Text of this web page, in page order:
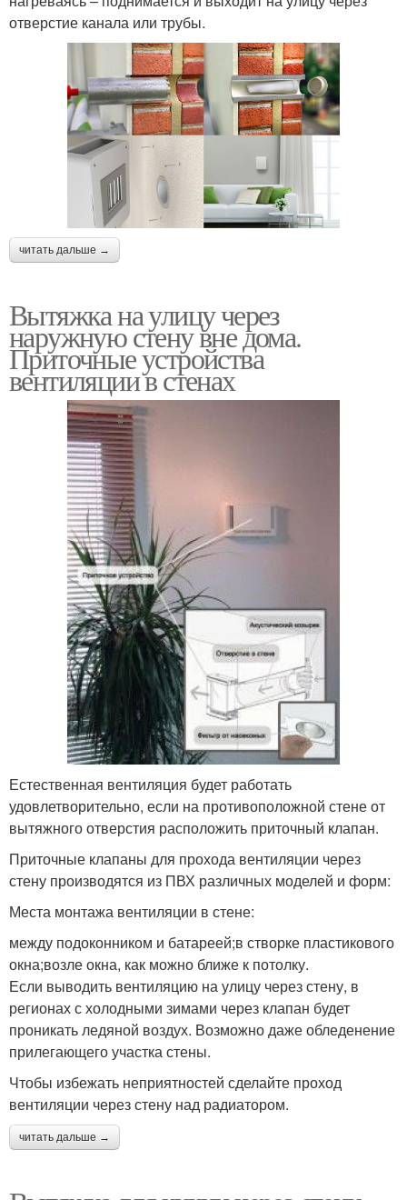
отверстие канала или трубы.
читать дальше →
Вытяжка на улицу через
наружную стену вне дома.
Приточные устройства
вентиляции в стенах
Естественная вентиляция будет работать
удовлетворительно, если на противоположной стене от
вытяжного отверстия расположить приточный клапан.
Приточные клапаны для прохода вентиляции через
стену производятся из ПВХ различных моделей и форм:
Места монтажа вентиляции в стене:
между подоконником и батареей;в створке пластикового
окна;возле окна, как можно ближе к потолку.
Если выводить вентиляцию на улицу через стену, в
регионах с холодными зимами через клапан будет
проникать ледяной воздух. Возможно даже обледенение
прилегающего участка стены.
Чтобы избежать неприятностей сделайте проход
вентиляции через стену над радиатором.
читать дальше →